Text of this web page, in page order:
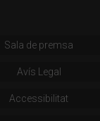
Sala de premsa
Avís Legal
Accessibilitat